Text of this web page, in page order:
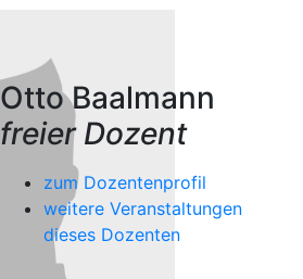
Otto Baalmann
freier Dozent
zum Dozentenprofil
weitere Veranstaltungen
dieses Dozenten